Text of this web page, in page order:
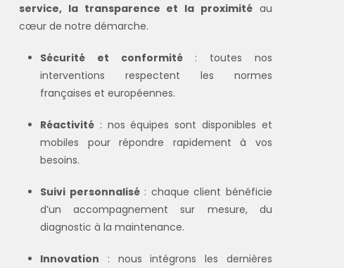
service, la transparence et la proximité au
cœur de notre démarche.
Sécurité et conformité: toutes nos
interventions respectent les normes
françaises et européennes.
Réactivité: nos équipes sont disponibles et
mobiles pour répondre rapidement à vos
besoins.
Suivi personnalisé: chaque client bénéficie
d’un accompagnement sur mesure, du
diagnostic à la maintenance.
Innovation : nous intégrons les dernières